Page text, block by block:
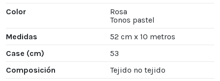
Color
Rosa
Tonos pastel
Medidas
52 cm x 10 metros
Case (cm)
53
Composición
Tejido no tejido